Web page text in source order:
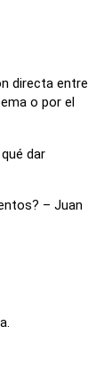
directa entre
o por el
dar
– Juan